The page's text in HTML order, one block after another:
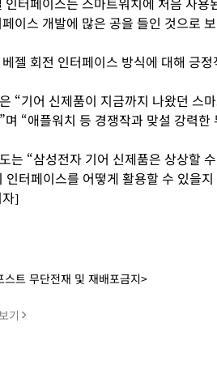
이스 개발에 많은 공을 들인 것으로
젤 회전 인터페이스 방식에 대해 긍
“기어 신제품이 지금까지 나왔던 스
며 “애플워치 등 경쟁작과 맞설 강력한
는 “삼성전자 기어 신제품은 상상할
인터페이스를 어떻게 활용할 수 있을
]
트 무단전재 및 재배포금지>
기